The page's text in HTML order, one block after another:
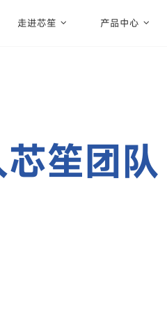
走进芯笙 产品中心
笙团队